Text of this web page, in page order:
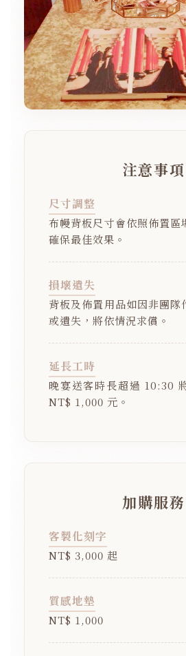
注意事項
尺寸調整
布幔背板尺寸會依照佈置區
確保最佳效果。
損壞遺失
背板及佈置用品如因非團隊
或遺失，將依情況求償。
延長工時
晚宴送客時長超過 10:30
NT$ 1,000 元。
加購服務
客製化刻字
NT$ 3,000 起
質感地墊
NT$ 1,000